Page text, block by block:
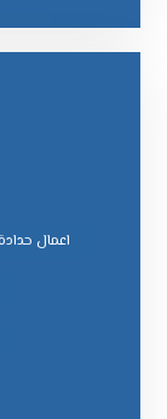
اعمال